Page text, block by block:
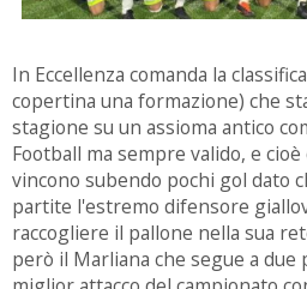
In Eccellenza comanda la
copertina una formazione) che
stagione su un assioma antico
Football ma sempre valido, e
vincono subendo pochi gol dato
partite l'estremo difensore
raccogliere il pallone nella sua
però il Marliana che segue a due